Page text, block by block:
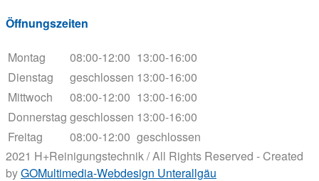
Öffnungszeiten
Montag 08:00-12:00 13:00-16:00
Dienstag
geschlossen 13:00-16:00
Mittwoch
08:00-12:00 13:00-16:00
Donnerstag geschlossen 13:00-16:00
Freitag
08:00-12:00 geschlossen
2021 H+Reinigungstechnik / All Rights Reserved - Created
byGOMultimedia-Webdesign Unterallgäu